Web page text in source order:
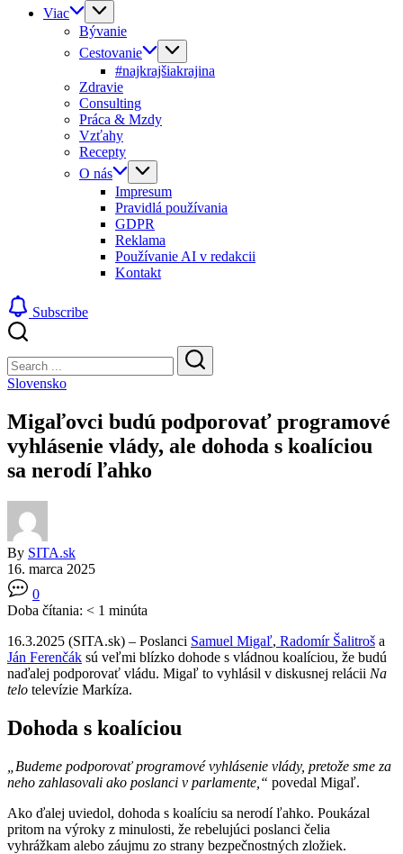
Viac
Bývanie
Cestovanie
#najkrajšiakrajina
Zdravie
Consulting
Práca & Mzdy
Vzťahy
Recepty
O nás
Impresum
Pravidlá používania
GDPR
Reklama
Používanie AI v redakcii
Kontakt
Subscribe
Search
Search
Slovensko
Migaľovci budú podporovať programové
vyhlásenie vlády, ale dohoda s koalíciou
sa nerodí ľahko
By SITA.sk
16. marca 2025
0
Doba čítania: < 1 minúta
16.3.2025 (SITA.sk) – Poslanci Samuel Migaľ, Radomír Šalitroš a
Ján Ferenčák sú veľmi blízko dohode s vládnou koalíciou, že budú
naďalej podporovať vládu. Migaľ to vyhlásil v diskusnej relácii Na
telo televízie Markíza.
Dohoda s koalíciou
„Budeme podporovať programové vyhlásenie vlády, pretože sme za
neho zahlasovali ako poslanci v parlamente,“ povedal Migaľ.
Ako ďalej uviedol, dohoda s koalíciu sa nerodí ľahko. Poukázal
pritom na výroky z minulosti, že rebelujúci poslanci čelia
vyhrážkam alebo záujmu zo strany bezpečnostných zložiek.